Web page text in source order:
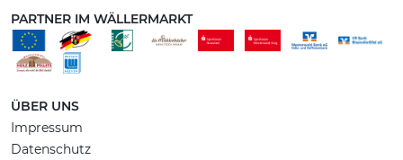
PARTNER IM WÄLLERMARKT
ÜBER UNS
Impressum
Datenschutz